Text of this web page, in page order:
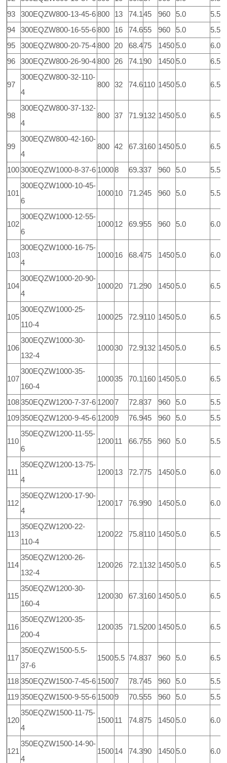
93
300EQZW800-13-45-6 800 13 74.1 45 960 5.0
5.5
94
300EQZW800-16-55-6 800 16 74.655 960 5.0
5.5
95
300EQZW800-20-75-4 800 20 68.475 1450 5.0
6.0
96
300EQZW800-26-90-4 800 26 74.1 90 1450 5.0 6.5
97
300EQZW800-32-110-
4
800 32 74.6110 1450 5.0 6.5
98
300EQZW800-37-132-
4
800 37 71.9132 1450 5.0 6.5
99
300EQZW800-42-160-
4
800 42 67.3160 1450 5.0 6.5
100 300EQZW1000-8-37-6 10008 69.337 960 5.0 5.5
101
300EQZW1000-10-45-
6
100010 71.245 960 5.0 5.5
102
300EQZW1000-12-55-
6
100012 69.955 960 5.0 6.0
103
300EQZW1000-16-75-
4
100016 68.475 1450 5.0 6.0
104
300EQZW1000-20-90-
4
100020 71.290 1450 5.0 6.5
105
300EQZW1000-25-
110-4
100025 72.9110 1450 5.0 6.5
106
300EQZW1000-30-
132-4
100030 72.9132 1450 5.0 6.5
107
300EQZW1000-35-
160-4
100035 70.1 160 1450 5.0 6.5
108 350EQZW1200-7-37-6 12007 72.837 960 5.0
5.5
109 350EQZW1200-9-45-6 12009 76.945 960 5.0 5.5
110
350EQZW1200-11-55-
6
120011 66.755 960 5.0 5.5
111
350EQZW1200-13-75-
4
120013 72.775 1450 5.0 6.0
112
350EQZW1200-17-90-
4
120017 76.990 1450 5.0 6.0
113
350EQZW1200-22-
110-4
120022 75.8110 1450 5.0 6.5
114
350EQZW1200-26-
132-4
120026 72.1 132 1450 5.0 6.5
115
350EQZW1200-30-
160-4
120030 67.3160 1450 5.0 6.5
116
350EQZW1200-35-
200-4
120035 71.5200 1450 5.0 6.5
117
350EQZW1500-5.5-
37-6
15005.5 74.837 960 5.0 6.5
118 350EQZW1500-7-45-6 15007 78.745 960 5.0
5.5
119 350EQZW1500-9-55-6 15009 70.555 960 5.0 5.5
120
350EQZW1500-11-75-
4
150011 74.875 1450 5.0 6.0
121
350EQZW1500-14-90-
4
150014 74.390 1450 5.0 6.0